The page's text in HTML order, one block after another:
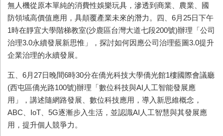
無人機從原本單純的消費性娛樂玩具，滲透到商業、農業、國
防領域高價值應用，具顛覆產業未來的潛力。四、6月25日下午
1時在靜宜大學階梯教室(沙鹿區台灣大道七段200號)辦理「公司
治理3.0永續發展新思惟」，探討如何因應公司治理藍圖3.0提升
企業治理的永續發展。
五、6月27日晚間6時30分在僑光科技大學僑光館1樓國際會議廳
(西屯區僑光路100號)辦理「數位科技與AI人工智能發展應
用」，講述隨網路發展、數位科技應用，導入新思維概念，
ABC、IoT、5G逐漸步入生活，並認識AI人工智慧與其發展應
用，提升個人競爭力。